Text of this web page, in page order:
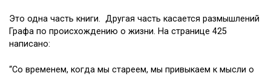
Это одна часть книги. Другая часть касается размышлений
Графа по происхождению о жизни. На странице 425
написано:
“Со временем, когда мы стареем, мы привыкаем к мысли о